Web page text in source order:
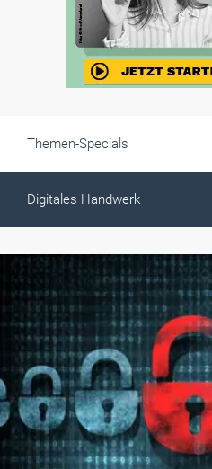
Themen-Specials
Digitales Handwerk